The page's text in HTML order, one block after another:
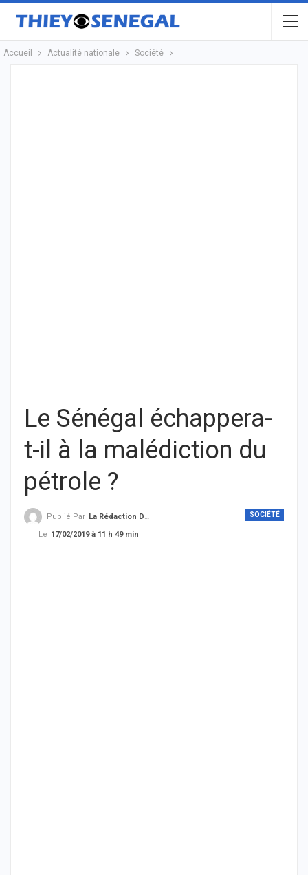
Accueil Actualité nationale Société
Le Sénégal échappera-
t-il à la malédiction du
pétrole ?
SOCIÉTÉ
Publié Par La Rédaction De THIEYSENEGAL.com
Le 17/02/2019 à 11 h 49 min